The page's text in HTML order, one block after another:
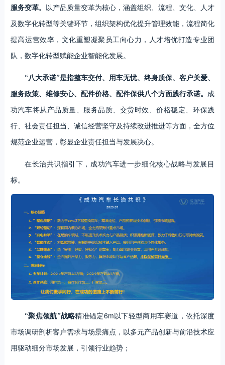
服务变革。 以产品质量变革为核心，涵盖组织、流程、文化、人才
及数字化转型等关键环节，组织架构优化提升管理效能，流程简化
提高运营效率，文化重塑凝聚员工向心力，人才培优打造专业团
队，数字化转型赋能企业智能化发展。
“八大承诺”是指整车交付、用车无忧、终身质保、客户关爱、
服务政策、维修安心、配件价格、配件保供八个方面践行承诺。 成
功汽车将从产品质量、服务品质、交货时效、价格稳定、环保践
行、社会责任担当、诚信经营坚守及持续改进推进等方面，全方位
规范企业运营，彰显企业责任担当与发展决心。
在长治共识指引下，成功汽车进一步细化核心战略与发展目
标。
“聚焦领航”战略精准锚定6m以下轻型商用车赛道，依托深度
市场调研剖析客户需求与场景痛点，以多元产品创新与前沿技术应
用驱动细分市场发展，引领行业趋势；